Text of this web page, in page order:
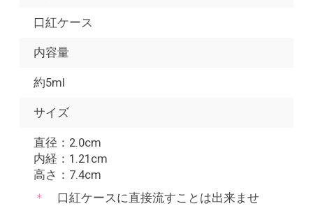
口紅ケース
内容量
約5ml
サイズ
直径：2.0cm
内経：1.21cm
高さ：7.4cm
口紅ケースに直接流すことは出来ませ